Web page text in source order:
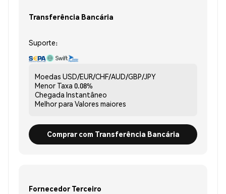
Transferência Bancária
Suporte:
Moedas USD/EUR/CHF/AUD/GBP/JPY
Menor Taxa 0.08%
Chegada Instantâneo
Melhor para Valores maiores
Comprar com Transferência Bancária
Fornecedor Terceiro